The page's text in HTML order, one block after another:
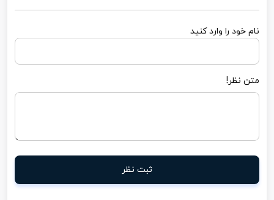
نام خود را وارد کنید
متن نظر!
ثبت نظر